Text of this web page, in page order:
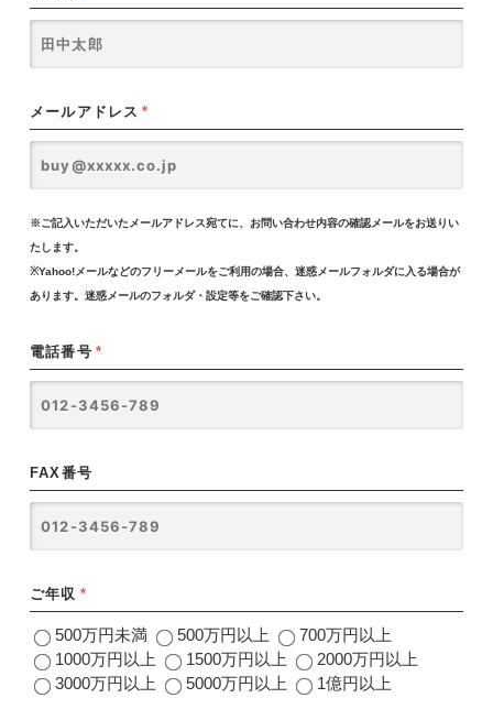
メールアドレス *
※ご記入いただいたメールアドレス宛てに、お問い合わせ内容の確認メールをお送りい
たします。
※Yahoo!メールなどのフリーメールをご利用の場合、迷惑メールフォルダに入る場合が
あります。迷惑メールのフォルダ・設定等をご確認下さい。
電話番号 *
FAX番号
ご年収 *
500万円未満 500万円以上
700万円以上
1000万円以上
1500万円以上
2000万円以上
3000万円以上
5000万円以上 1億円以上